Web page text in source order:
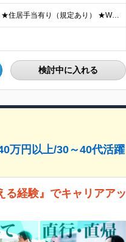
＼関東・関西・東海エリアで積極採用中／ ★U・Iターン歓迎！ ★住居手当有り（規定あり） ★WEB面接1回のみ！ ★現在のお住まいから引っ越しが必要な場合には、 住居取得にかかる初期費用・引っ越し
検討中に入れる
万円以上/30～40代活躍
る経験』でキャリアアッ